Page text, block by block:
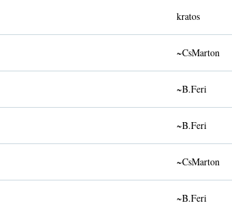
kratos
~CsMarton
~B.Feri
~B.Feri
~CsMarton
~B.Feri